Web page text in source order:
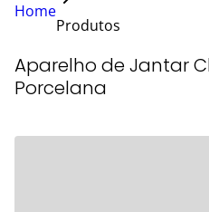
Home
Produtos
Aparelho de Jantar
Porcelana